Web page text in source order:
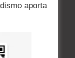
aporta